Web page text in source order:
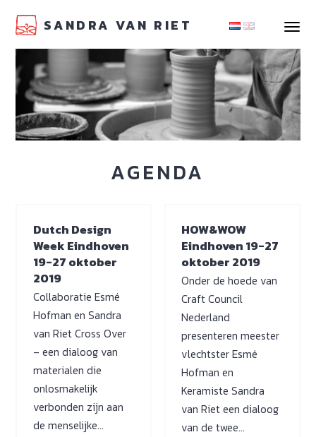
SANDRA VAN RIET
AGENDA
Dutch Design
Week Eindhoven
19-27 oktober
2019
Collaboratie Esmé
Hofman en Sandra
van Riet Cross Over
– een dialoog van
materialen die
onlosmakelijk
verbonden zijn aan
de menselijke…
HOW&WOW
Eindhoven 19-27
oktober 2019
Onder de hoede van
Craft Council
Nederland
presenteren meester
vlechtster Esmé
Hofman en
Keramiste Sandra
van Riet een dialoog
van de twee…